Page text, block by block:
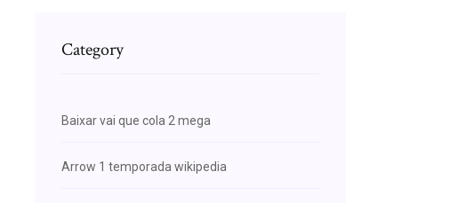
Category
Baixar vai que cola 2 mega
Arrow 1 temporada wikipedia